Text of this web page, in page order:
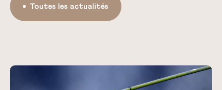
Toutes les actualités